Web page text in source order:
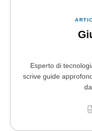
Esperto di
scrive guide